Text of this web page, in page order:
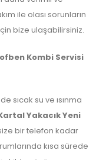
ile olası sorunların
bize ulaşabilirsiniz.
Kombi Servisi
sıcak su ve ısınma
Yakacık Yeni
bir telefon kadar
kısa sürede